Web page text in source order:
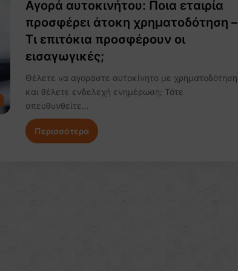
Αγορά αυτοκινήτου: Ποια εταιρία
προσφέρει άτοκη χρηματοδότηση –
Τι επιτόκια προσφέρουν οι
εισαγωγικές;
Θέλετε να αγοράστε αυτοκίνητο με χρηματοδότηση
και θέλετε ενδελεχή ενημέρωση; Τότε
απευθυνθείτε…
Περισσότερα